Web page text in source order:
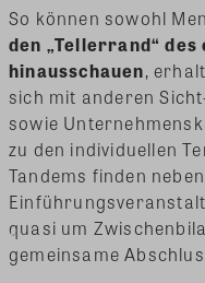
So können sowohl
den „Tellerrand“
hinausschauen,
sich mit anderen
sowie
zu den individuellen
Tandems finden
quasi um
gemeinsame